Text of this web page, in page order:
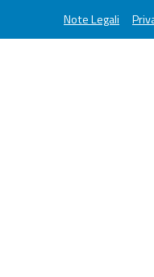
Note Legali